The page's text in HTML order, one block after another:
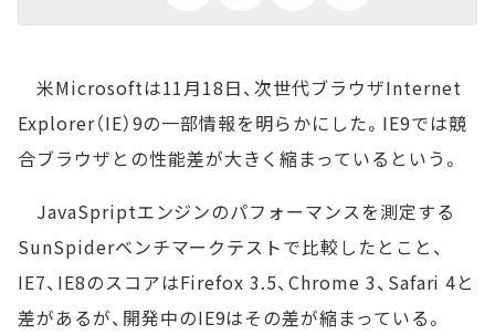
米Microsoftは11月18日、次世代ブラウザInternet
Explorer（IE）9の一部情報を明らかにした。IE9では競
合ブラウザとの性能差が大きく縮まっているという。
JavaSpriptエンジンのパフォーマンスを測定する
SunSpiderベンチマークテストで比較したとこと、
IE7、IE8のスコアはFirefox 3.5、Chrome 3、Safari 4と
差があるが、開発中のIE9はその差が縮まっている。